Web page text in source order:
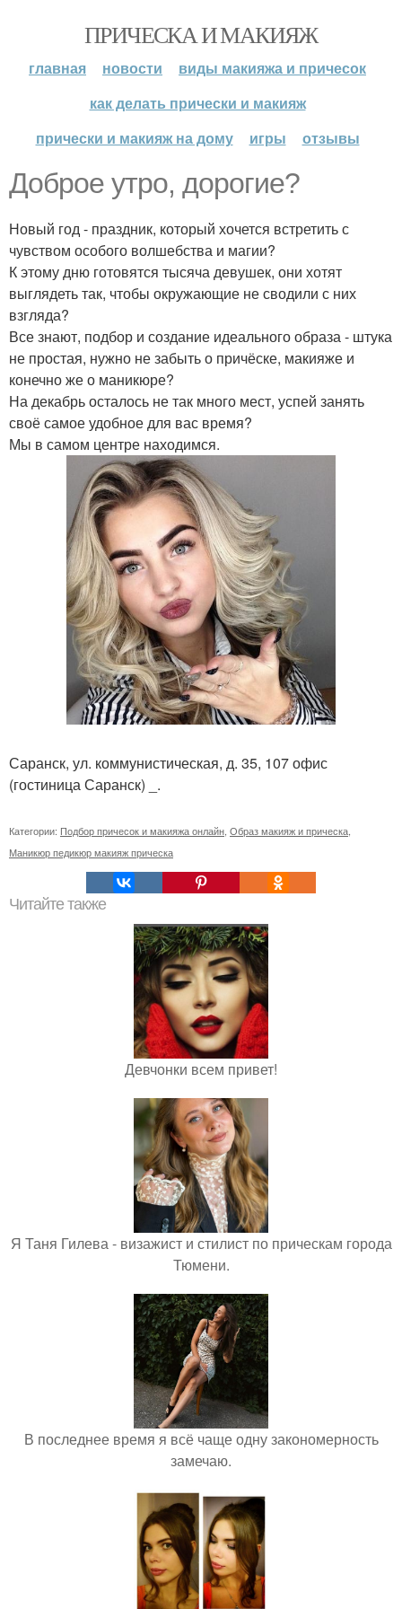
ПРИЧЕСКА И МАКИЯЖ
главная новости
виды макияжа и причесок
как делать прически и макияж
прически и макияж на дому
игры отзывы
Доброе утро, дорогие?
Новый год - праздник, который хочется встретить с
чувством особого волшебства и магии?
К этому дню готовятся тысяча девушек, они хотят
выглядеть так, чтобы окружающие не сводили с них
взгляда?
Все знают, подбор и создание идеального образа - штука
не простая, нужно не забыть о причёске, макияже и
конечно же о маникюре?
На декабрь осталось не так много мест, успей занять
своё самое удобное для вас время?
Мы в самом центре находимся.
Саранск, ул. коммунистическая, д. 35, 107 офис
(гостиница Саранск) _.
Категории: Подбор причесок и макияжа онлайн Образ макияж и прическа
Маникюр педикюр макияж прическа
Читайте также
Девчонки всем привет!
Я Таня Гилева - визажист и стилист по прическам города
Тюмени.
В последнее время я всё чаще одну закономерность
замечаю.